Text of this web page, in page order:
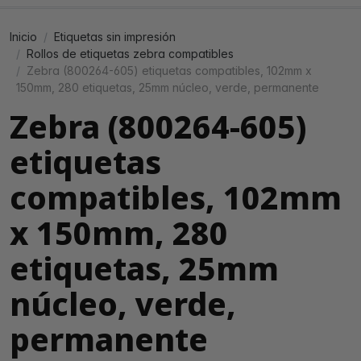
Inicio
Etiquetas sin impresión
Rollos de etiquetas zebra compatibles
Zebra (800264-605) etiquetas compatibles, 102mm x
150mm, 280 etiquetas, 25mm núcleo, verde, permanente
Zebra (800264-605)
etiquetas
compatibles, 102mm
x 150mm, 280
etiquetas, 25mm
núcleo, verde,
permanente